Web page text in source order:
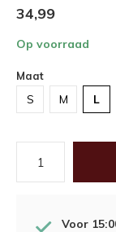
34,99
Op voorraad
Maat
S M L
Voor